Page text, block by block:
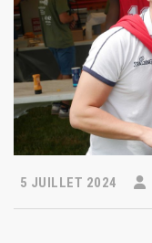
5 JUILLET 2024